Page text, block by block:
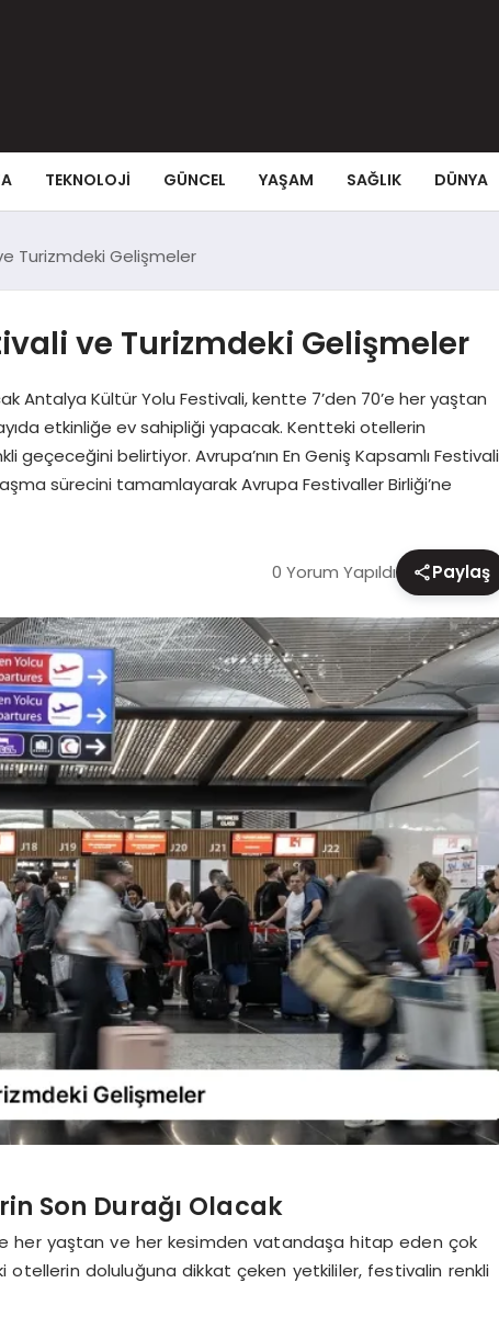
TEKNOLOJI GÜNCEL YAŞAM SAĞLIK DÜNYA
Turizmdeki Gelişmeler
ve Turizmdeki Gelişmeler
Antalya Kültür Yolu Festivali, kentte 7’den 70’e her yaştan
etkinliğe ev sahipliği yapacak. Kentteki otellerin
belirtiyor. Avrupa’nın En Geniş Kapsamlı Festivali
sürecini tamamlayarak Avrupa Festivaller Birliği’ne
0 Yorum Yapıldı Paylaş
Son Durağı Olacak
her yaştan ve her kesimden vatandaşa hitap eden çok
otellerin doluluğuna dikkat çeken yetkililer, festivalin renkli